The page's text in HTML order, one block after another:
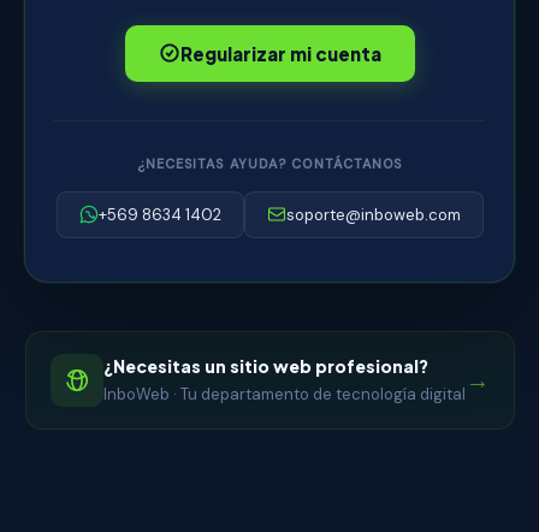
Regularizar mi cuenta
¿NECESITAS AYUDA? CONTÁCTANOS
+569 8634 1402 soporte@inboweb.com
¿Necesitas un sitio web profesional?
InboWeb · Tu departamento de tecnología digital →